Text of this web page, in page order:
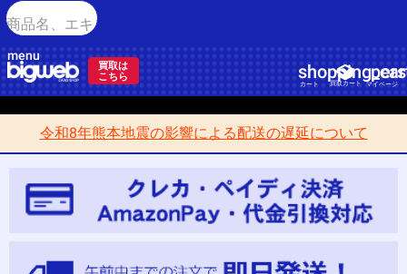
買取は
こちら
カート 買取カート マイページ
令和8年熊本地震の影響による配送の遅延について
menu